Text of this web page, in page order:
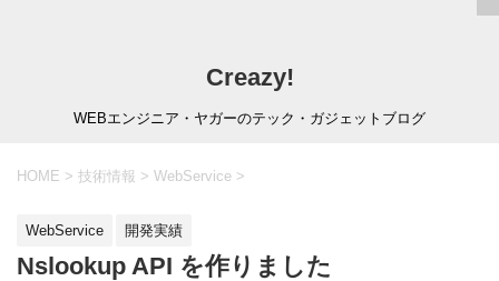
Creazy!
WEBエンジニア・ヤガーのテック・ガジェットブログ
HOME > 技術情報 > WebService >
WebService 開発実績
Nslookup API を作りました